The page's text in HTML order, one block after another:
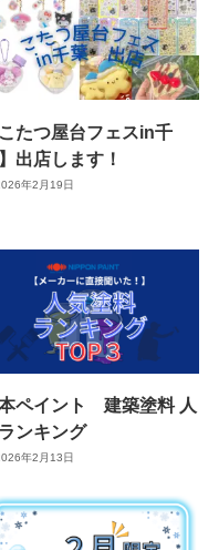
こたつ屋台フェスin千
出店します！
年2月19日
ペイント 建築塗料 人
ンキング
年2月13日